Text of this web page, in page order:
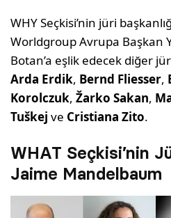
WHY Seçkisi’nin jüri
Worldgroup Avrupa Başkan
Botan’a eşlik edecek diğer
Arda Erdik, Bernd Fliesser,
Korolczuk,Žarko Sakan,
Tuškej ve Cristiana Zito.
WHAT Seçkisi’nin
Jaime Mandelbaum